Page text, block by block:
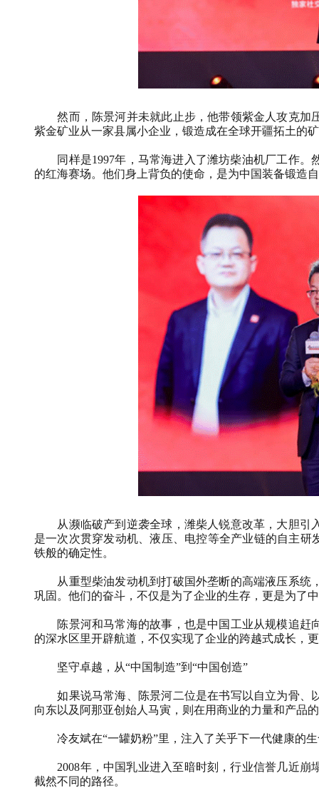
然而，陈景河并未就此止步，他带领紫金人攻克
紫金矿业从一家县属小企业，锻造成在全球开疆拓土的
同样是1997年，马常海进入了潍坊柴油机厂工作。
的红海赛场。他们身上背负的使命，是为中国装备锻造
从濒临破产到逆袭全球，潍柴人锐意改革，大胆
是一次次贯穿发动机、液压、电控等全产业链的自主
铁般的确定性。
从重型柴油发动机到打破国外垄断的高端液压系
巩固。他们的奋斗，不仅是为了企业的生存，更是为了
陈景河和马常海的故事，也是中国工业从规模追
的深水区里开辟航道，不仅实现了企业的跨越式成长，
坚守卓越，从“中国制造”到“中国创造”
如果说马常海、陈景河二位是在书写以自立为骨
向东以及阿那亚创始人马寅，则在用商业的力量和产品
冷友斌在“一罐奶粉”里，注入了关乎下一代健康的
2008年，中国乳业进入至暗时刻，行业信誉几近崩
截然不同的路径。